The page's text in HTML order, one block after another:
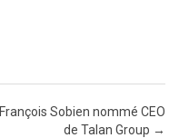
François Sobien nommé CEO
de Talan Group →